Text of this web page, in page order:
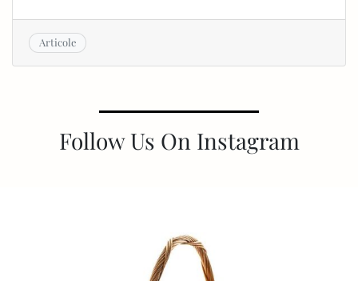
Articole
Follow Us On Instagram